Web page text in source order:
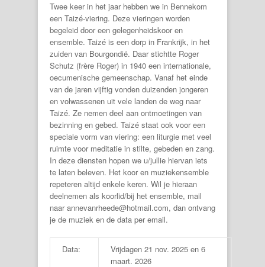
Twee keer in het jaar hebben we in Bennekom
een Taizé-viering. Deze vieringen worden
begeleid door een gelegenheidskoor en
ensemble. Taizé is een dorp in Frankrijk, in het
zuiden van Bourgondië. Daar stichtte Roger
Schutz (frère Roger) in 1940 een internationale,
oecumenische gemeenschap. Vanaf het einde
van de jaren vijftig vonden duizenden jongeren
en volwassenen uit vele landen de weg naar
Taizé. Ze nemen deel aan ontmoetingen van
bezinning en gebed. Taizé staat ook voor een
speciale vorm van viering: een liturgie met veel
ruimte voor meditatie in stilte, gebeden en zang.
In deze diensten hopen we u/jullie hiervan iets
te laten beleven. Het koor en muziekensemble
repeteren altijd enkele keren. Wil je hieraan
deelnemen als koorlid/bij het ensemble, mail
naar annevanrheede@hotmail.com, dan ontvang
je de muziek en de data per email.
Data:
Vrijdagen 21 nov. 2025 en 6
maart. 2026